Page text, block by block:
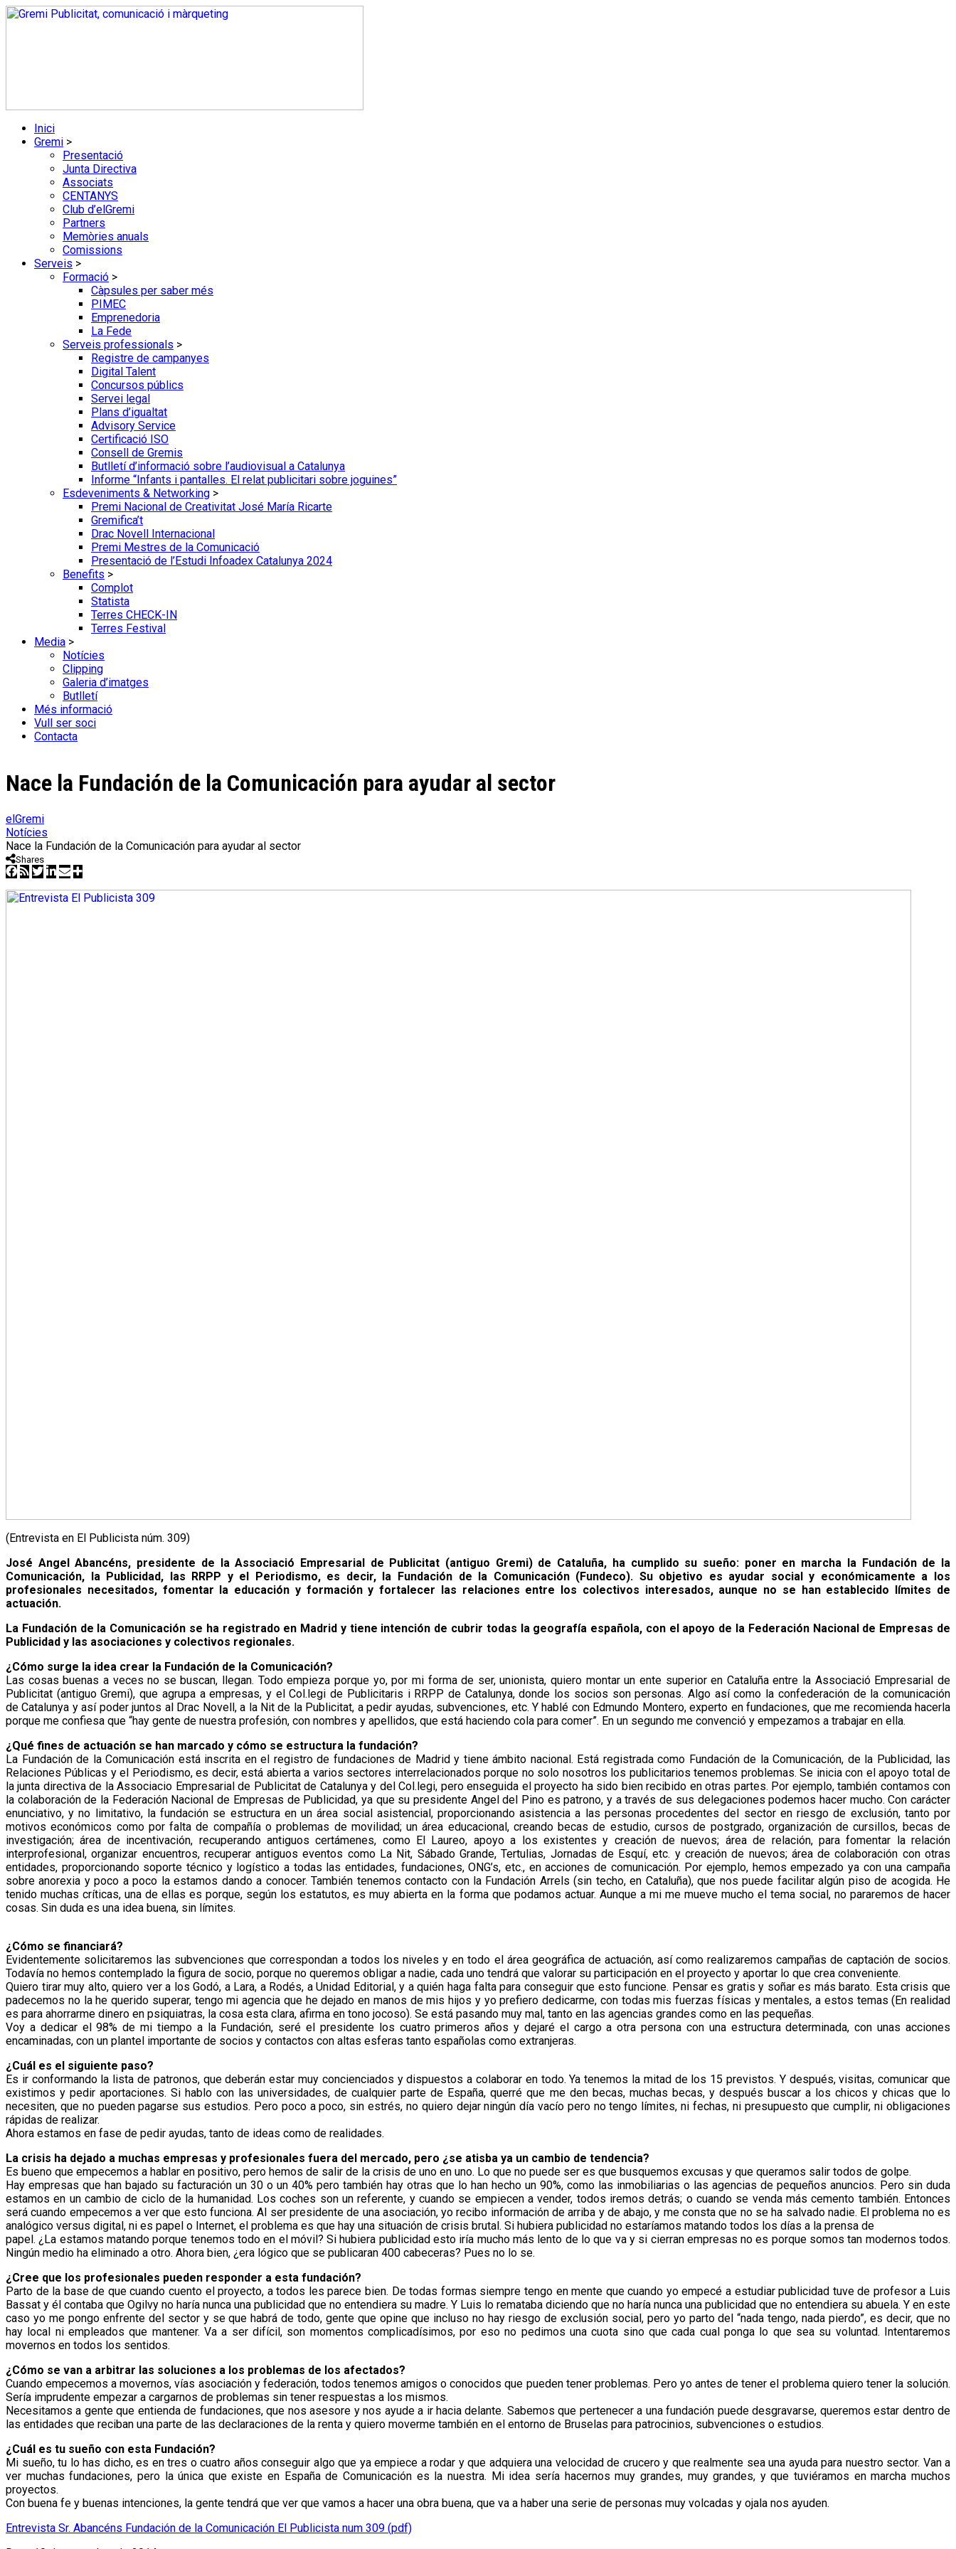
Skip
Inici
Gremi >
Presentació
Junta Directiva
Associats
CENTANYS
Club d’elGremi
Partners
Memòries anuals
Comissions
Serveis >
Formació >
Càpsules per saber més
PIMEC
Emprenedoria
La Fede
Serveis professionals >
Registre de campanyes
Digital Talent
Concursos públics
Servei legal
Plans d’igualtat
Advisory Service
Certificació ISO
Consell de Gremis
Butlletí d’informació sobre l’audiovisual a Catalunya
Informe “Infants i pantalles. El relat publicitari sobre joguines”
Esdeveniments & Networking >
Premi Nacional de Creativitat José María Ricarte
Gremifica’t
Drac Novell Internacional
Premi Mestres de la Comunicació
Presentació de l’Estudi Infoadex Catalunya 2024
Benefits >
Complot
Statista
Terres CHECK-IN
Terres Festival
Media >
Notícies
Clipping
Galeria d’imatges
Butlletí
Més informació
Vull ser soci
Contacta
Nace la Fundación de la Comunicación para ayudar al sector
elGremi
Notícies
Nace la Fundación de la Comunicación para ayudar al sector
Shares
(Entrevista en El Publicista núm. 309)
José Angel Abancéns, presidente de la Associació Empresarial de Publicitat (antiguo Gremi) de Cataluña, ha cumplido su sueño: poner en marcha la Fundación de la
Comunicación, la Publicidad, las RRPP y el Periodismo, es decir, la Fundación de la Comunicación (Fundeco). Su objetivo es ayudar social y económicamente a los
profesionales necesitados, fomentar la educación y formación y fortalecer las relaciones entre los colectivos interesados, aunque no se han establecido límites de
actuación.
La Fundación de la Comunicación se ha registrado en Madrid y tiene intención de cubrir todas la geografía española, con el apoyo de la Federación Nacional de Empresas de
Publicidad y las asociaciones y colectivos regionales.
¿Cómo surge la idea crear la Fundación de la Comunicación?
Las cosas buenas a veces no se buscan, llegan. Todo empieza porque yo, por mi forma de ser, unionista, quiero montar un ente superior en Cataluña entre la Associació Empresarial de
Publicitat (antiguo Gremi), que agrupa a empresas, y el Col.legi de Publicitaris i RRPP de Catalunya, donde los socios son personas. Algo así como la confederación de la comunicación
de Catalunya y así poder juntos al Drac Novell, a la Nit de la Publicitat, a pedir ayudas, subvenciones, etc. Y hablé con Edmundo Montero, experto en fundaciones, que me recomienda hacerla
porque me confiesa que “hay gente de nuestra profesión, con nombres y apellidos, que está haciendo cola para comer”. En un segundo me convenció y empezamos a trabajar en ella.
¿Qué fines de actuación se han marcado y cómo se estructura la fundación?
La Fundación de la Comunicación está inscrita en el registro de fundaciones de Madrid y tiene ámbito nacional. Está registrada como Fundación de la Comunicación, de la Publicidad, las
Relaciones Públicas y el Periodismo, es decir, está abierta a varios sectores interrelacionados porque no solo nosotros los publicitarios tenemos problemas. Se inicia con el apoyo total de
la junta directiva de la Associacio Empresarial de Publicitat de Catalunya y del Col.legi, pero enseguida el proyecto ha sido bien recibido en otras partes. Por ejemplo, también contamos con
la colaboración de la Federación Nacional de Empresas de Publicidad, ya que su presidente Angel del Pino es patrono, y a través de sus delegaciones podemos hacer mucho. Con carácter
enunciativo, y no limitativo, la fundación se estructura en un área social asistencial, proporcionando asistencia a las personas procedentes del sector en riesgo de exclusión, tanto por
motivos económicos como por falta de compañía o problemas de movilidad; un área educacional, creando becas de estudio, cursos de postgrado, organización de cursillos, becas de
investigación; área de incentivación, recuperando antiguos certámenes, como El Laureo, apoyo a los existentes y creación de nuevos; área de relación, para fomentar la relación
interprofesional, organizar encuentros, recuperar antiguos eventos como La Nit, Sábado Grande, Tertulias, Jornadas de Esquí, etc. y creación de nuevos; área de colaboración con otras
entidades, proporcionando soporte técnico y logístico a todas las entidades, fundaciones, ONG’s, etc., en acciones de comunicación. Por ejemplo, hemos empezado ya con una campaña
sobre anorexia y poco a poco la estamos dando a conocer. También tenemos contacto con la Fundación Arrels (sin techo, en Cataluña), que nos puede facilitar algún piso de acogida. He
tenido muchas críticas, una de ellas es porque, según los estatutos, es muy abierta en la forma que podamos actuar. Aunque a mi me mueve mucho el tema social, no pararemos de hacer
cosas. Sin duda es una idea buena, sin límites.
¿Cómo se financiará?
Evidentemente solicitaremos las subvenciones que correspondan a todos los niveles y en todo el área geográfica de actuación, así como realizaremos campañas de captación de socios.
Todavía no hemos contemplado la figura de socio, porque no queremos obligar a nadie, cada uno tendrá que valorar su participación en el proyecto y aportar lo que crea conveniente.
Quiero tirar muy alto, quiero ver a los Godó, a Lara, a Rodés, a Unidad Editorial, y a quién haga falta para conseguir que esto funcione. Pensar es gratis y soñar es más barato. Esta crisis que
padecemos no la he querido superar, tengo mi agencia que he dejado en manos de mis hijos y yo prefiero dedicarme, con todas mis fuerzas físicas y mentales, a estos temas (En realidad
es para ahorrarme dinero en psiquiatras, la cosa esta clara, afirma en tono jocoso). Se está pasando muy mal, tanto en las agencias grandes como en las pequeñas.
Voy a dedicar el 98% de mi tiempo a la Fundación, seré el presidente los cuatro primeros años y dejaré el cargo a otra persona con una estructura determinada, con unas acciones
encaminadas, con un plantel importante de socios y contactos con altas esferas tanto españolas como extranjeras.
¿Cuál es el siguiente paso?
Es ir conformando la lista de patronos, que deberán estar muy concienciados y dispuestos a colaborar en todo. Ya tenemos la mitad de los 15 previstos. Y después, visitas, comunicar que
existimos y pedir aportaciones. Si hablo con las universidades, de cualquier parte de España, querré que me den becas, muchas becas, y después buscar a los chicos y chicas que lo
necesiten, que no pueden pagarse sus estudios. Pero poco a poco, sin estrés, no quiero dejar ningún día vacío pero no tengo límites, ni fechas, ni presupuesto que cumplir, ni obligaciones
rápidas de realizar.
Ahora estamos en fase de pedir ayudas, tanto de ideas como de realidades.
La crisis ha dejado a muchas empresas y profesionales fuera del mercado, pero ¿se atisba ya un cambio de tendencia?
Es bueno que empecemos a hablar en positivo, pero hemos de salir de la crisis de uno en uno. Lo que no puede ser es que busquemos excusas y que queramos salir todos de golpe.
Hay empresas que han bajado su facturación un 30 o un 40% pero también hay otras que lo han hecho un 90%, como las inmobiliarias o las agencias de pequeños anuncios. Pero sin duda
estamos en un cambio de ciclo de la humanidad. Los coches son un referente, y cuando se empiecen a vender, todos iremos detrás; o cuando se venda más cemento también. Entonces
será cuando empecemos a ver que esto funciona. Al ser presidente de una asociación, yo recibo información de arriba y de abajo, y me consta que no se ha salvado nadie. El problema no es
analógico versus digital, ni es papel o Internet, el problema es que hay una situación de crisis brutal. Si hubiera publicidad no estaríamos matando todos los días a la prensa de
papel. ¿La estamos matando porque tenemos todo en el móvil? Si hubiera publicidad esto iría mucho más lento de lo que va y si cierran empresas no es porque somos tan modernos todos.
Ningún medio ha eliminado a otro. Ahora bien, ¿era lógico que se publicaran 400 cabeceras? Pues no lo se.
¿Cree que los profesionales pueden responder a esta fundación?
Parto de la base de que cuando cuento el proyecto, a todos les parece bien. De todas formas siempre tengo en mente que cuando yo empecé a estudiar publicidad tuve de profesor a Luis
Bassat y él contaba que Ogilvy no haría nunca una publicidad que no entendiera su madre. Y Luis lo remataba diciendo que no haría nunca una publicidad que no entendiera su abuela. Y en este
caso yo me pongo enfrente del sector y se que habrá de todo, gente que opine que incluso no hay riesgo de exclusión social, pero yo parto del “nada tengo, nada pierdo”, es decir, que no
hay local ni empleados que mantener. Va a ser difícil, son momentos complicadísimos, por eso no pedimos una cuota sino que cada cual ponga lo que sea su voluntad. Intentaremos
movernos en todos los sentidos.
¿Cómo se van a arbitrar las soluciones a los problemas de los afectados?
Cuando empecemos a movernos, vías asociación y federación, todos tenemos amigos o conocidos que pueden tener problemas. Pero yo antes de tener el problema quiero tener la solución.
Sería imprudente empezar a cargarnos de problemas sin tener respuestas a los mismos.
Necesitamos a gente que entienda de fundaciones, que nos asesore y nos ayude a ir hacia delante. Sabemos que pertenecer a una fundación puede desgravarse, queremos estar dentro de
las entidades que reciban una parte de las declaraciones de la renta y quiero moverme también en el entorno de Bruselas para patrocinios, subvenciones o estudios.
¿Cuál es tu sueño con esta Fundación?
Mi sueño, tu lo has dicho, es en tres o cuatro años conseguir algo que ya empiece a rodar y que adquiera una velocidad de crucero y que realmente sea una ayuda para nuestro sector. Van a
ver muchas fundaciones, pero la única que existe en España de Comunicación es la nuestra. Mi idea sería hacernos muy grandes, muy grandes, y que tuviéramos en marcha muchos
proyectos.
Con buena fe y buenas intenciones, la gente tendrá que ver que vamos a hacer una obra buena, que va a haber una serie de personas muy volcadas y ojala nos ayuden.
Entrevista Sr. Abancéns Fundación de la Comunicación El Publicista num 309 (pdf)